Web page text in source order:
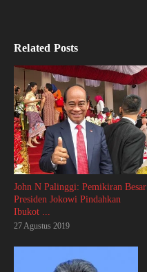
Related Posts
John N Palinggi: Pemikiran Besar
Presiden Jokowi Pindahkan
Ibukot ...
27 Agustus 2019